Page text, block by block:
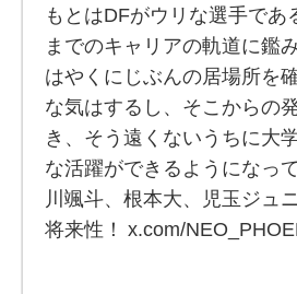
もとはDFがウリな選手であ
までのキャリアの軌道に鑑
はやくにじぶんの居場所を
な気はするし、そこからの
き、そう遠くないうちに大
な活躍ができるようになっ
川颯斗、根本大、児玉ジ
将来性！ x.com/